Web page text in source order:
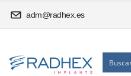
adm@radhex.es